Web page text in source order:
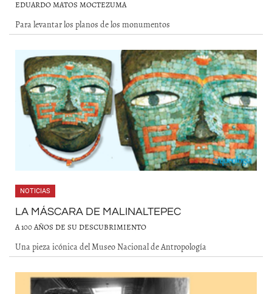
EDUARDO MATOS MOCTEZUMA
Para levantar los planos de los monumentos
NOTICIAS
LA MÁSCARA DE MALINALTEPEC
A 100 AÑOS DE SU DESCUBRIMIENTO
Una pieza icónica del Museo Nacional de Antropología